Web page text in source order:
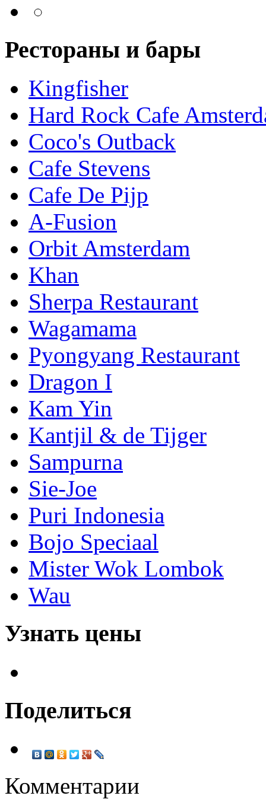
Рестораны и бары
Kingfisher
Hard Rock Cafe
Coco's Outback
Cafe Stevens
Cafe De Pijp
A-Fusion
Orbit Amsterdam
Khan
Sherpa Restaurant
Wagamama
Pyongyang Restaurant
Dragon I
Kam Yin
Kantjil & de Tijger
Sampurna
Sie-Joe
Puri Indonesia
Bojo Speciaal
Mister Wok Lombok
Wau
Узнать цены
Поделиться
Комментарии